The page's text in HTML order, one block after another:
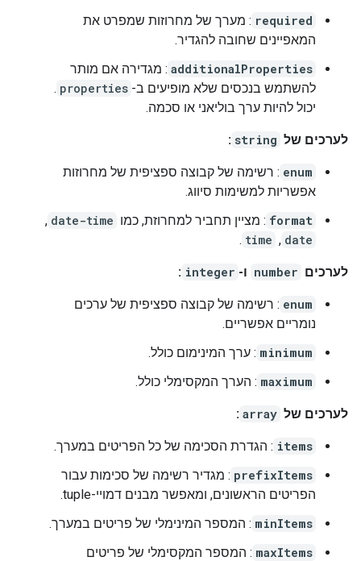
required : מערך של מחרוזות שמפרט את
המאפיינים שחובה להגדיר.
additionalProperties : מגדירה אם מותר
להשתמש בנכסים שלא מופיעים ב- properties
.
יכול להיות ערך בוליאני או סכמה.
לערכים של string
:
enum : רשימה של קבוצה ספציפית של מחרוזות
אפשריות למשימות סיווג.
format : מציין תחביר למחרוזת, כמו date-time
,
date
, ‏
time
.
לערכים number ו- integer
:
enum : רשימה של קבוצה ספציפית של ערכים
נומריים אפשריים.
minimum : ערך המינימום כולל.
maximum : הערך המקסימלי כולל.
לערכים של array
:
items : הגדרת הסכימה של כל הפריטים במערך.
prefixItems : מגדיר רשימה של סכימות עבור
הפריטים הראשונים, ומאפשר מבנים דמויי-tuple.
minItems : המספר המינימלי של פריטים במערך.
maxItems : המספר המקסימלי של פריטים